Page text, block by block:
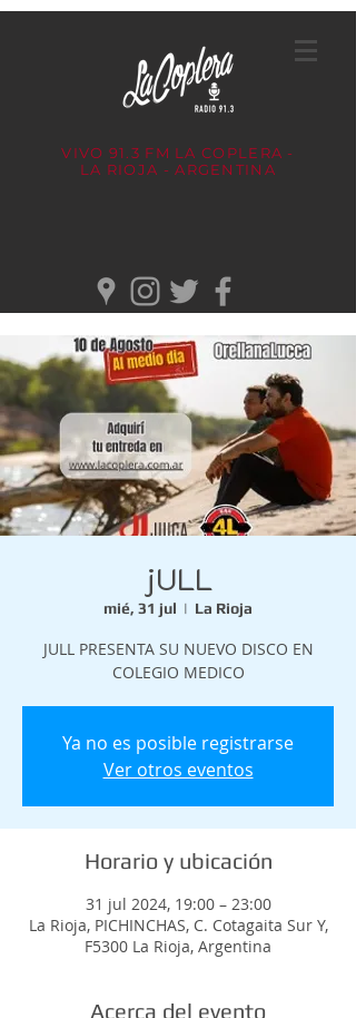
VIVO 91.3 FM LA COPLERA -
LA RIOJA - ARGENTINA
jULL
mié, 31 jul
  |
La Rioja
JULL PRESENTA SU NUEVO DISCO EN
COLEGIO MEDICO
Ya no es posible registrarse
Ver otros eventos
Horario y ubicación
31 jul 2024, 19:00 – 23:00
La Rioja, PICHINCHAS, C. Cotagaita Sur Y,
F5300 La Rioja, Argentina
Acerca del evento